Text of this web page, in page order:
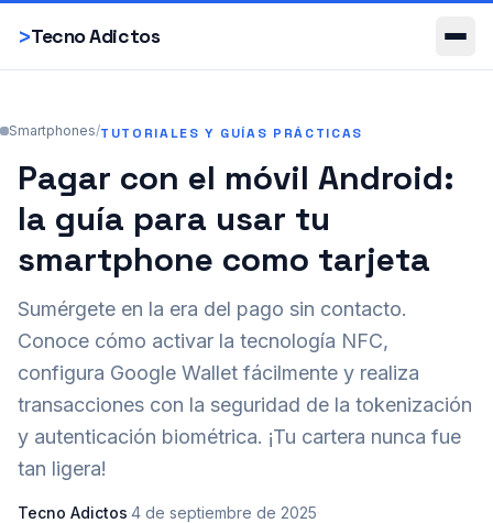
>Tecno Adictos
Smartphones
Smartphones/TUTORIALES Y GUÍAS PRÁCTICAS
Pagar con el móvil Android:
la guía para usar tu
smartphone como tarjeta
Sumérgete en la era del pago sin contacto.
Conoce cómo activar la tecnología NFC,
configura Google Wallet fácilmente y realiza
transacciones con la seguridad de la tokenización
y autenticación biométrica. ¡Tu cartera nunca fue
tan ligera!
Tecno Adictos·4 de septiembre de 2025·